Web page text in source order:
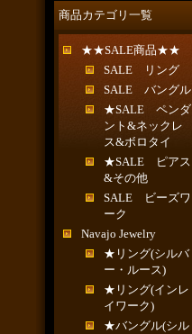
商品カテゴリ一覧
★★SALE商品★★
SALE リング
SALE バングル
★SALE ペンダ
ント&ネックレ
ス&ボロタイ
★SALE ピアス
&その他
SALE ビーズワ
ーク
Navajo Jewelry
★リング(シルバ
ー・ルース)
★リング(インレ
イワーク)
★バングル(シル